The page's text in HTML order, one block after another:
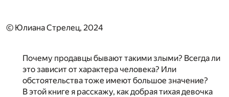
© Юлиана Стрелец, 2024
Почему продавцы бывают такими злыми? Всегда ли
это зависит от характера человека? Или
обстоятельства тоже имеют большое значение?
В этой книге я расскажу, как добрая тихая девочка